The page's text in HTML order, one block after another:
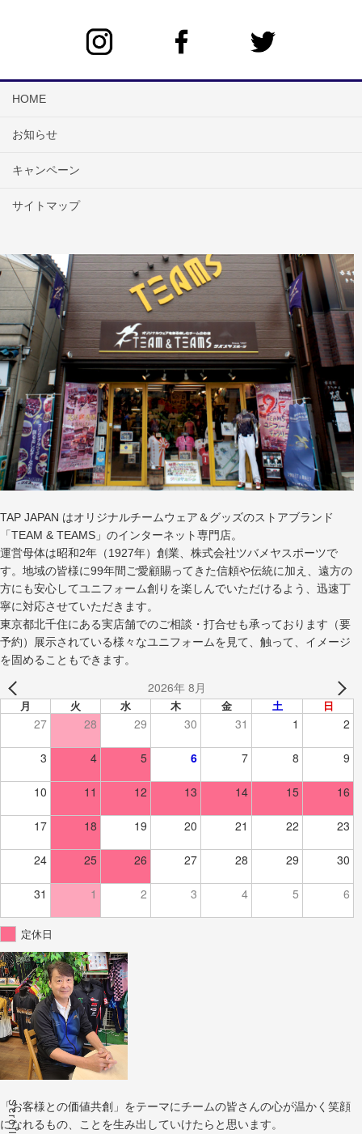
Scroll
HOME
お知らせ
キャンペーン
サイトマップ
TAP JAPAN はオリジナルチームウェア＆グッズのストアブランド
「TEAM & TEAMS」のインターネット専門店。
運営母体は昭和2年（1927年）創業、株式会社ツバメヤスポーツで
す。地域の皆様に99年間ご愛顧賜ってきた信頼や伝統に加え、遠方の
方にも安心してユニフォーム創りを楽しんでいただけるよう、迅速丁
寧に対応させていただきます。
東京都北千住にある実店舗でのご相談・打合せも承っております（要
予約）展示されている様々なユニフォームを見て、触って、イメージ
を固めることもできます。
2026年 8月
月 火 水 木 金 土 日
27 28 29 30 31 1 2
3 4 5 6 7 8 9
10 11 12 13 14 15 16
17 18 19 20 21 22 23
24 25 26 27 28 29 30
31 1 2 3 4 5 6
定休日
「お客様との価値共創」をテーマにチームの皆さんの心が温かく笑顔
になれるもの、ことを生み出していけたらと思います。